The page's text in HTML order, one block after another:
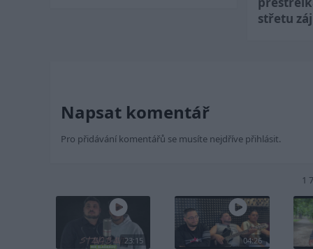
střetu
Napsat komentář
Pro přidávání komentářů se musíte nejdříve přihlásit.
1
23:15 04:26